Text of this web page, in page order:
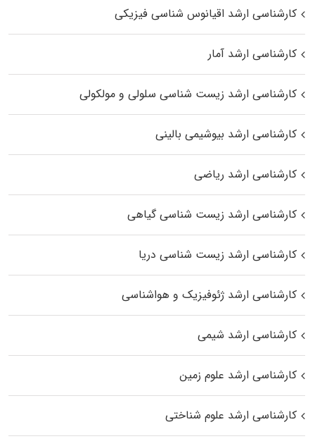
کارشناسی ارشد اقیانوس‌ شناسی فیزیکی
کارشناسی ارشد آمار
کارشناسی ارشد زیست شناسی سلولی و مولکولی
کارشناسی ارشد بیوشیمی بالینی
کارشناسی ارشد ریاضی
کارشناسی ارشد زیست‌ شناسی گیاهی
کارشناسی ارشد زیست‌ شناسی دریا
کارشناسی ارشد ژئوفیزیک و هواشناسی
کارشناسی ارشد شیمی
کارشناسی ارشد علوم زمین
کارشناسی ارشد علوم شناختی